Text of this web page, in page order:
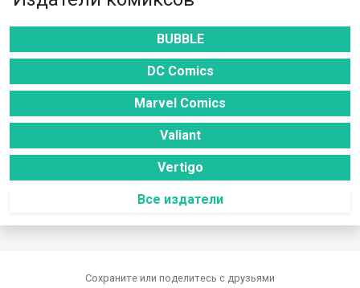
BUBBLE
DC Comics
Marvel Comics
Valiant
Vertigo
Все издатели
Сохраните или поделитесь c друзьями